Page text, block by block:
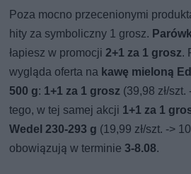
Poza mocno przecenionymi
hity za symboliczny 1 grosz.
łapiesz w promocji2+1 za 1 grosz.
wygląda oferta na kawę mieloną
500 g: 1+1 za 1 grosz (39,98 zł/szt.
tego, w tej samej akcji 1+1 za 1
Wedel 230-293 g (19,99 zł/szt. ->
obowiązują w terminie3-8.08.